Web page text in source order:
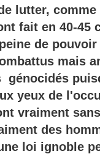
lutter,
fait en 40-45
de
mais
génocidés
yeux de
vraiment
des
loi ignoble